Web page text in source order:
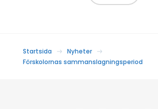
Startsida
Nyheter
Förskolornas sammanslagningsperiod